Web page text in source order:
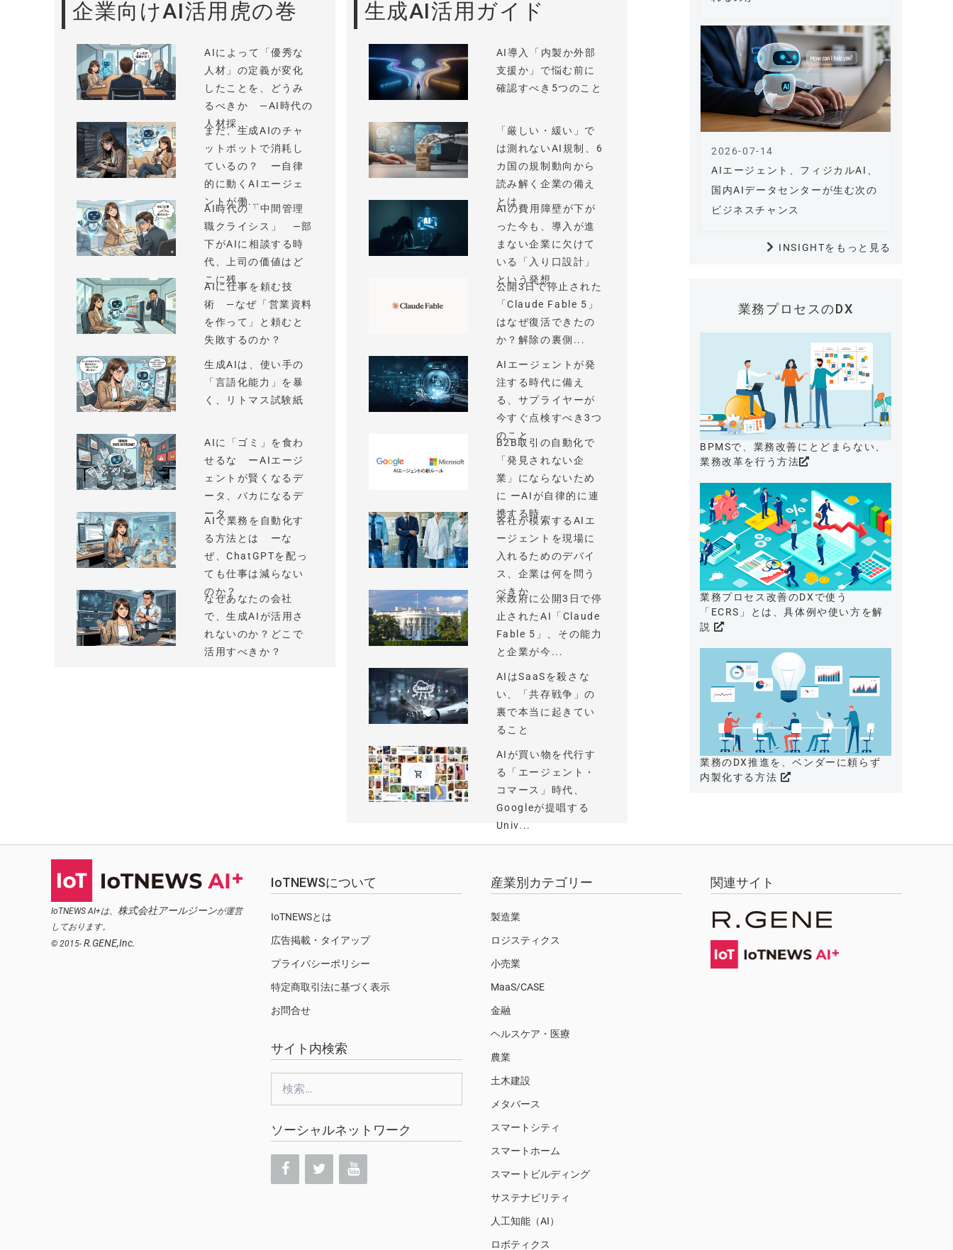
企業向けAI活用虎の巻
AIによって「優秀な
人材」の定義が変化
したことを、どうみ
るべきか —AI時代の
人材採...
まだ、生成AIのチャ
ットボットで消耗し
ているの？ ー自律
的に動くAIエージェ
ントが働...
AI時代の「中間管理
職クライシス」 —部
下がAIに相談する時
代、上司の価値はど
こに残...
AIに仕事を頼む技
術 —なぜ「営業資料
を作って」と頼むと
失敗するのか？
生成AIは、使い手の
「言語化能力」を暴
く、リトマス試験紙
AIに「ゴミ」を食わ
せるな ーAIエージ
ェントが賢くなるデ
ータ、バカになるデ
ータ
AIで業務を自動化す
る方法とは ーな
ぜ、ChatGPTを配っ
ても仕事は減らない
のか？
なぜあなたの会社
で、生成AIが活用さ
れないのか？どこで
活用すべきか？
生成AI活用ガイド
AI導入「内製か外部
支援か」で悩む前に
確認すべき5つのこと
「厳しい・緩い」で
は測れないAI規制、6
カ国の規制動向から
読み解く企業の備え
とは
AIの費用障壁が下が
った今も、導入が進
まない企業に欠けて
いる「入り口設計」
という発想
公開3日で停止された
「Claude Fable 5」
はなぜ復活できたの
か？解除の裏側...
AIエージェントが発
注する時代に備え
る、サプライヤーが
今すぐ点検すべき3つ
のこと
B2B取引の自動化で
「発見されない企
業」にならないため
に ーAIが自律的に連
携する時...
各社が模索するAIエ
ージェントを現場に
入れるためのデバイ
ス、企業は何を問う
べきか
米政府に公開3日で停
止されたAI「Claude
Fable 5」、その能力
と企業が今...
AIはSaaSを殺さな
い、「共存戦争」の
裏で本当に起きてい
ること
AIが買い物を代行す
る「エージェント・
コマース」時代、
Googleが提唱する
Univ...
AIエージェント、フィジカルAI、
国内AIデータセンターが生む次の
ビジネスチャンス
2026-07-14
INSIGHTをもっと見る
業務プロセスのDX
BPMSで、業務改善にとどまらない、
業務改革を行う方法
業務プロセス改善のDXで使う
「ECRS」とは、具体例や使い方を解
説
業務のDX推進を、ベンダーに頼らず
内製化する方法
IoTNEWS AI+は、 株式会社アールジーンが運営
しております。
© 2015- R.GENE,Inc.
IoTNEWSについて
IoTNEWSとは
広告掲載・タイアップ
プライバシーポリシー
特定商取引法に基づく表示
お問合せ
サイト内検索
索:
ソーシャルネットワーク
産業別カテゴリー
製造業
ロジスティクス
小売業
MaaS/CASE
金融
ヘルスケア・医療
農業
土木建設
メタバース
スマートシティ
スマートホーム
スマートビルディング
サステナビリティ
人工知能（AI）
ロボティクス
関連サイト